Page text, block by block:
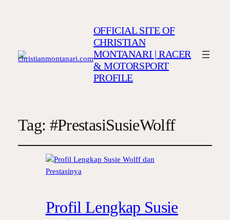
OFFICIAL SITE OF
CHRISTIAN
MONTANARI | RACER
& MOTORSPORT
PROFILE
Tag: #PrestasiSusieWolff
Profil Lengkap Susie